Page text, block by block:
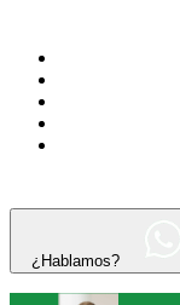
¿Hablamos?